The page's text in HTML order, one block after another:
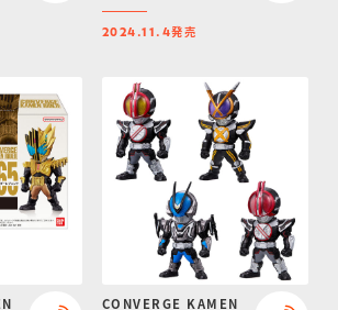
2024.11.4発売
CONVERGE KAMEN